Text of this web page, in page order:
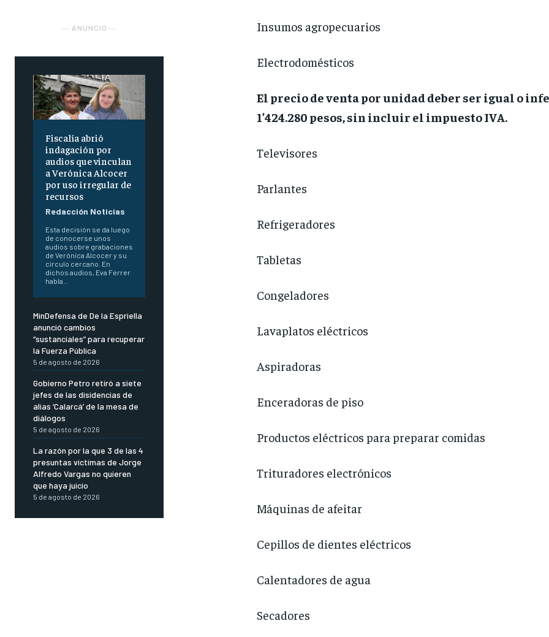
― ANUNCIO ―
Fiscalía abrió
indagación por
audios que vinculan
a Verónica Alcocer
por uso irregular de
recursos
Redacción Noticias
Esta decisión se da luego
de conocerse unos
audios sobre grabaciones
de Verónica Alcocer y su
círculo cercano. En
dichos audios, Eva Ferrer
habla...
MinDefensa de De la Espriella
anunció cambios
“sustanciales” para recuperar
la Fuerza Pública
5 de agosto de 2026
Gobierno Petro retiró a siete
jefes de las disidencias de
alias ‘Calarcá’ de la mesa de
diálogos
5 de agosto de 2026
La razón por la que 3 de las 4
presuntas víctimas de Jorge
Alfredo Vargas no quieren
que haya juicio
5 de agosto de 2026
Insumos agropecuarios
Electrodomésticos
El precio de venta por unidad deber ser igual o
1’424.280 pesos, sin incluir el impuesto IVA.
Televisores
Parlantes
Refrigeradores
Tabletas
Congeladores
Lavaplatos eléctricos
Aspiradoras
Enceradoras de piso
Productos eléctricos para preparar comidas
Trituradores electrónicos
Máquinas de afeitar
Cepillos de dientes eléctricos
Calentadores de agua
Secadores